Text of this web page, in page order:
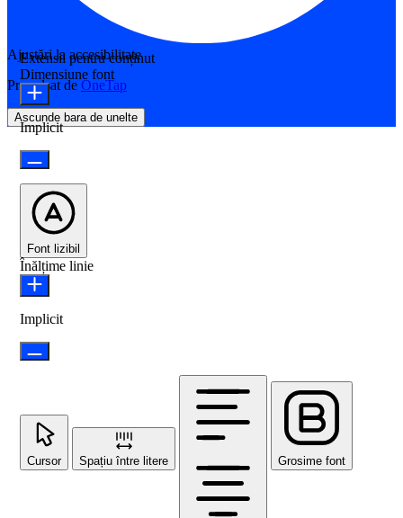
Ajustări la accesibilitate
Propulsat de OneTap
Ascunde bara de unelte
Extensii pentru conținut
Dimensiune font
Implicit
Font lizibil
Înălțime linie
Implicit
Cursor Spațiu între litere Grosime font